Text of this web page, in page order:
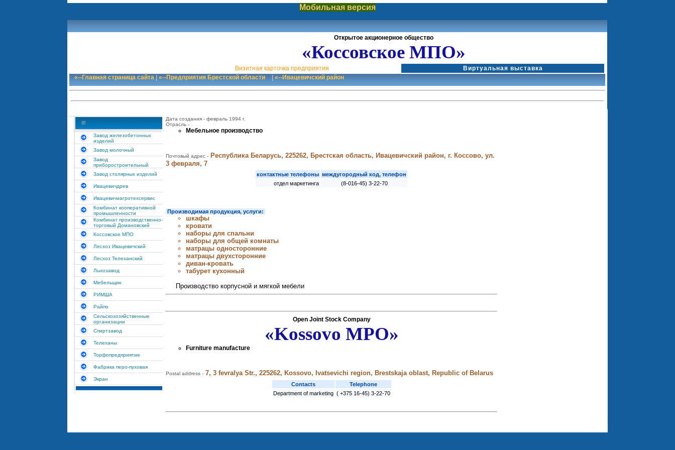
Мобильная версия
Открытое акционерное общество
«Коссовское МПО»
Визитная карточка предприятия
Виртуальная выставка
«--Главная страница сайта|«--Предприятия Брестской области |«--Ивацевичский район
Завод железобетонных
изделий
Завод молочный
Завод
приборостроительный
Завод столярных изделий
Ивацевичдрев
Ивацевичиагротехсервис
Комбинат кооперативной
промышленности
Комбинат производственно-
торговый Домановский
Коссовское МПО
Лесхоз Ивацевичский
Лесхоз Телеханский
Льнозавод
Мебельщик
РИМША
Райпо
Сельскохозяйственные
организации
Спиртзавод
Телеханы
Торфопредприятие
Фабрика перо-пуховая
Экран
Дата создания - февраль 1994 г.
Отрасль -
Мебельное производство
Почтовый адрес - Республика Беларусь, 225262, Брестская область, Ивацевичский район, г. Коссово, ул.
3 февраля, 7
контактные телефоны междугородный код, телефон
отдел маркетинга
(8-016-45) 3-22-70
Производимая продукция, услуги:
шкафы
кровати
наборы для спальни
наборы для общей комнаты
матрацы односторонние
матрацы двухсторонние
диван-кровать
табурет кухонный
Производство корпусной и мягкой мебели
Open Joint Stock Company
«Kossovo MPO»
Furniture manufacture
Postal address - 7, 3 fevralya Str., 225262, Kossovo, Ivatsevichi region, Brestskaja oblast, Republic of Belarus
Contacts
Telephone
Department of marketing ( +375 16-45) 3-22-70